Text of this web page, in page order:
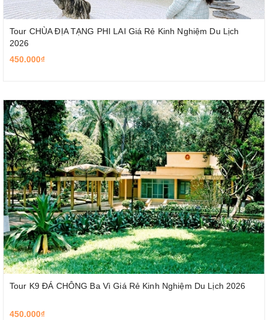
Tour CHÙA ĐỊA TẠNG PHI LAI Giá Rẻ Kinh Nghiệm Du Lịch
2026
450.000₫
Tour K9 ĐÁ CHÔNG Ba Vì Giá Rẻ Kinh Nghiệm Du Lịch 2026
450.000₫